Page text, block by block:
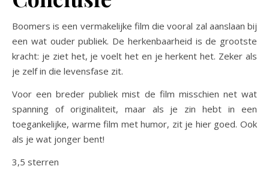
Boomers is een vermakelijke film die vooral zal aanslaan bij
een wat ouder publiek. De herkenbaarheid is de grootste
kracht: je ziet het, je voelt het en je herkent het. Zeker als
je zelf in die levensfase zit.
Voor een breder publiek mist de film misschien net wat
spanning of originaliteit, maar als je zin hebt in een
toegankelijke, warme film met humor, zit je hier goed. Ook
als je wat jonger bent!
3,5 sterren